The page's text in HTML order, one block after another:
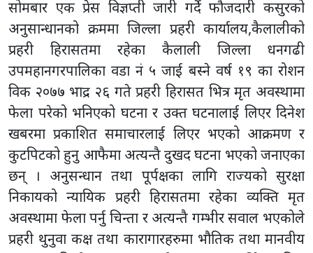
सोमबार एक प्रेस विज्ञप्ती जारी गर्दे फौजदारी कसुरको
अनुसान्धानको क्रममा जिल्ला प्रहरी कार्यालय,कैलालीको
प्रहरी हिरासतमा रहेका कैलाली जिल्ला धनगढी
उपमहानगरपालिका वडा नं ५ जाई बस्ने वर्ष १९ का रोशन
विक २०७७ भाद्र २६ गते प्रहरी हिरासत भित्र मृत अवस्थामा
फेला परेको भनिएको घटना र उक्त घटनालाई लिएर दिनेश
खबरमा प्रकाशित समाचारलाई लिएर भएको आक्रमण र
कुटपिटको हुनु आफैमा अत्यन्तै दुखद घटना भएको जनाएका
छन् । अनुसन्धान तथा पूर्पक्षका लागि राज्यको सुरक्षा
निकायको न्यायिक प्रहरी हिरासतमा रहेका व्यक्ति मृत
अवस्थामा फेला पर्नु चिन्ता र अत्यन्तै गम्भीर सवाल भएकोले
प्रहरी थुनुवा कक्ष तथा कारागारहरुमा भौतिक तथा मानवीय